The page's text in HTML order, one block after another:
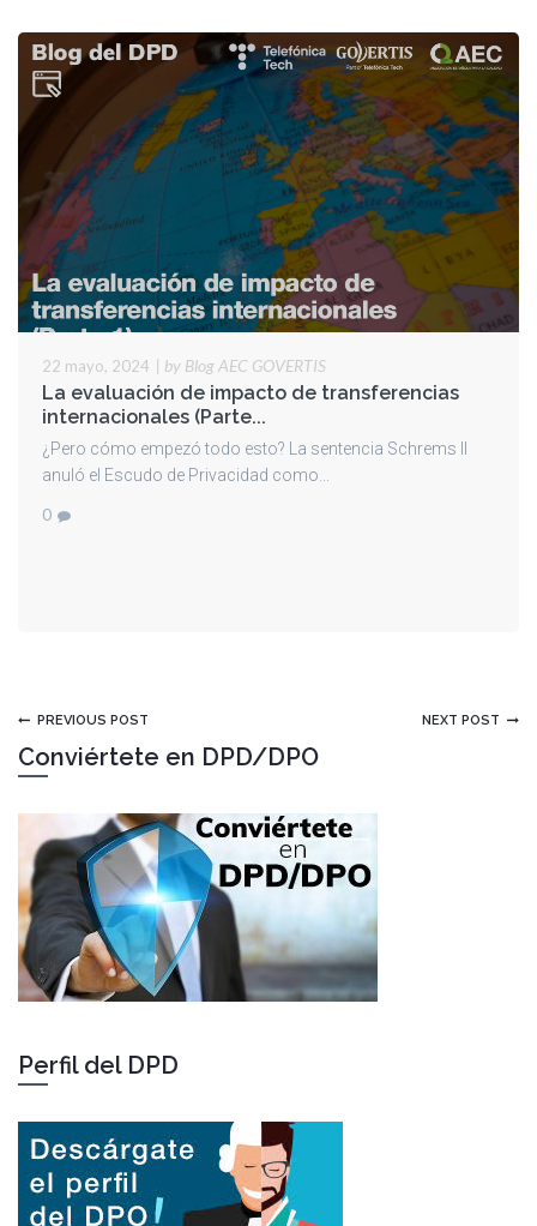
22 mayo, 2024 | by Blog AEC GOVERTIS
La evaluación de impacto de transferencias
internacionales (Parte...
¿Pero cómo empezó todo esto? La sentencia Schrems II
anuló el Escudo de Privacidad como...
0
PREVIOUS POST NEXT POST
Conviértete en DPD/DPO
Perfil del DPD